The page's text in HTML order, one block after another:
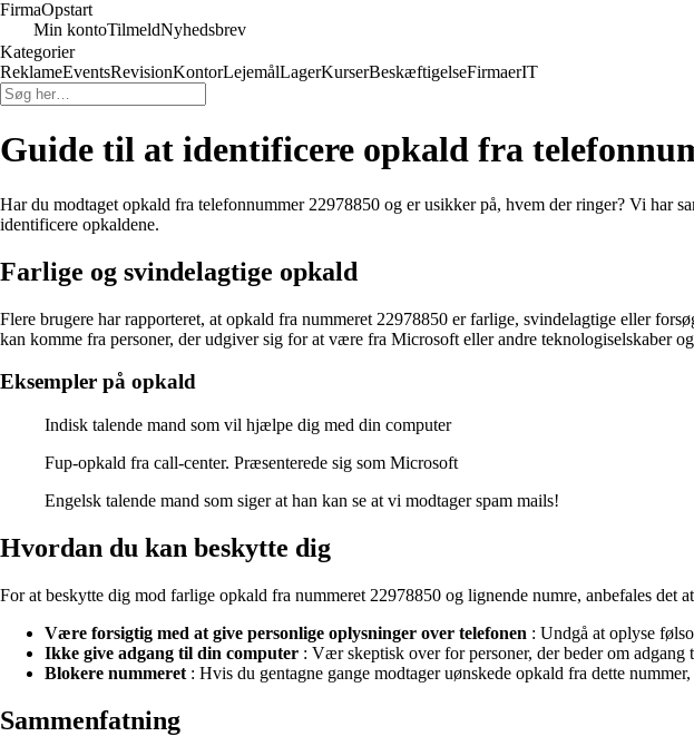
FirmaOpstart
Min kontoTilmeldNyhedsbrev
Kategorier
ReklameEventsRevisionKontorLejemålLagerKurserBeskæftigelseFirmaerIT
Guide til at identificere opkald fra
Har du modtaget opkald fra telefonnummer 22978850 og er usikker på, hvem der ringer? Vi har
identificere opkaldene.
Farlige og svindelagtige opkald
Flere brugere har rapporteret, at opkald fra nummeret 22978850 er farlige, svindelagtige eller
kan komme fra personer, der udgiver sig for at være fra Microsoft eller andre teknologiselskaber
Eksempler på opkald
Indisk talende mand som vil hjælpe dig med din computer
Fup-opkald fra call-center. Præsenterede sig som Microsoft
Engelsk talende mand som siger at han kan se at vi modtager spam mails!
Hvordan du kan beskytte dig
For at beskytte dig mod farlige opkald fra nummeret 22978850 og lignende numre, anbefales det
Være forsigtig med at give personlige oplysninger over telefonen : Undgå at oplyse
Ikke give adgang til din computer : Vær skeptisk over for personer, der beder om
Blokere nummeret : Hvis du gentagne gange modtager uønskede opkald fra dette
Sammenfatning